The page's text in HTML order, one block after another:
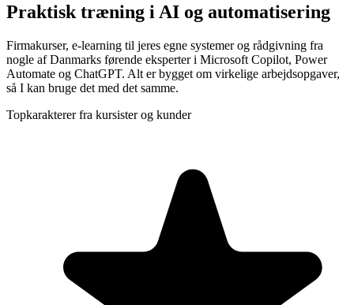
Praktisk træning i AI og automatisering
Firmakurser, e-learning til jeres egne systemer og rådgivning fra
nogle af Danmarks førende eksperter i Microsoft Copilot, Power
Automate og ChatGPT. Alt er bygget om virkelige arbejdsopgaver,
så I kan bruge det med det samme.
Topkarakterer fra kursister og kunder